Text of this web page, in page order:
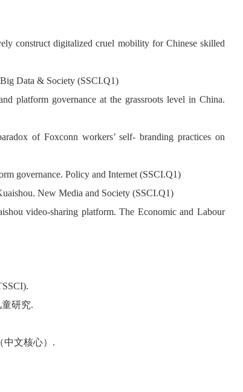
construct digitalized cruel mobility for Chinese skilled
Big Data & Society(SSCI.Q1)
platform governance at the grassroots level in China.
of Foxconn workers’ self- branding practices on
governance. Policy and Internet(SSCI.Q1)
New Media and Society (SSCI.Q1)
video-sharing platform.The Economic and Labour
.
研究.
文核心） .